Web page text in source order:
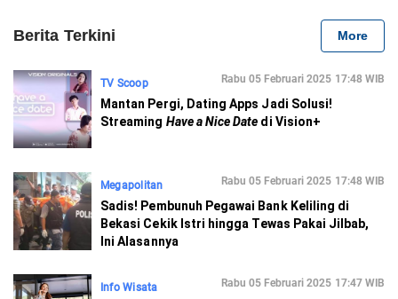
Berita Terkini More
TV Scoop Rabu 05 Februari 2025 17:48 WIB
Mantan Pergi, Dating Apps Jadi Solusi!
Streaming Have a Nice Date di Vision+
Megapolitan Rabu 05 Februari 2025 17:48 WIB
Sadis! Pembunuh Pegawai Bank Keliling di
Bekasi Cekik Istri hingga Tewas Pakai Jilbab,
Ini Alasannya
Info Wisata Rabu 05 Februari 2025 17:47 WIB